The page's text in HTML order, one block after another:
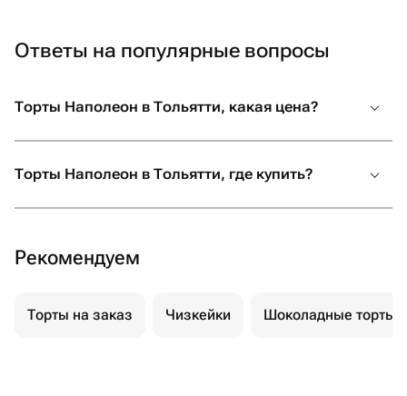
Ответы на популярные вопросы
Торты Наполеон в Тольятти, какая цена?
Торты Наполеон в Тольятти, где купить?
Рекомендуем
Торты на заказ Чизкейки Шоколадные торты